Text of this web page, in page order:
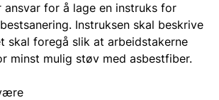
ansvar for å lage en instruks for
Instruksen skal beskrive
skal foregå slik at arbeidstakerne
minst mulig støv med asbestfiber.